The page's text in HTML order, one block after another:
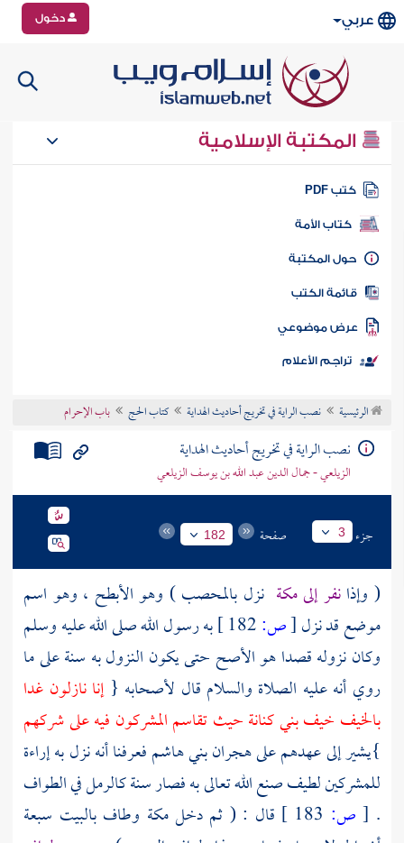
عربي دخول
المكتبة الإسلامية
كتب PDF
كتاب الأمة
المكتبة
الكتب
موضوعي
تراجم الأعلام
الرئيسية نصب الراية في تخريج أحاديث الهداية كتاب الحج باب الإحرام
نصب الراية في تخريج أحاديث الهداية
الزيلعي - جمال الدين عبد الله بن يوسف الزيلعي
جزء 3 صفحة 182
( وإذانفر إلىمكة نزل بالمحصب) وهوالأبطح ، وهو اسم
موضع قد نزل[ص:
به رسول الله صلى الله عليه وسلم
وكان نزوله قصدا هو الأصح حتى يكون النزول به سنة على ما
روي أنه عليه الصلاة والسلام قال لأصحابه {إنا نازلون غدا
بالخيف خيف بني كنانةحيث تقاسم المشركون فيه على شركهم
}يشير إلى عهدهم على هجرانبني هاشمفعرفنا أنه نزل به إراءة
للمشركين لطيف صنع الله تعالى به فصار سنة كالرمل في الطواف
.
[ ص: قال : ( ثم دخلمكة وطاف بالبيت سبعة